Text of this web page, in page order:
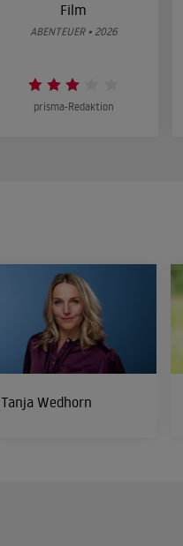
Film
ABENTEUER • 2026
prisma-Redaktion
Tanja Wedhorn